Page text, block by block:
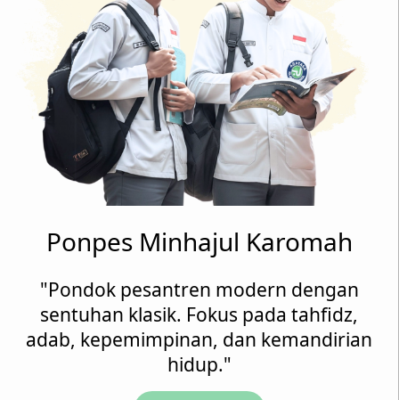
Ponpes Minhajul Karomah
"Pondok pesantren modern dengan
sentuhan klasik. Fokus pada tahfidz,
adab, kepemimpinan, dan kemandirian
hidup."